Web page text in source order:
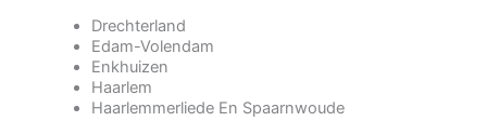
Drechterland
Edam-Volendam
Enkhuizen
Haarlem
Haarlemmerliede En Spaarnwoude